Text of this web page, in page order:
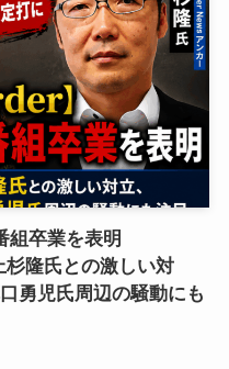
組卒業を表明
隆氏との激しい対
勇児氏周辺の騒動にも